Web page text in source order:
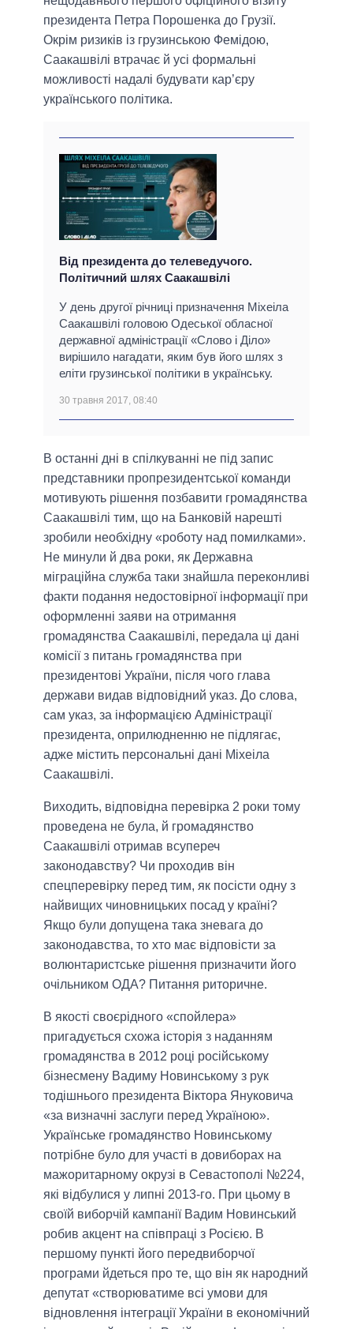
президента Петра Порошенка до Грузії.
Окрім ризиків із грузинською Фемідою,
Саакашвілі втрачає й усі формальні
можливості надалі будувати кар’єру
українського політика.
Від президента до телеведучого.
Політичний шлях Саакашвілі
У день другої річниці призначення Міхеіла
Саакашвілі головою Одеської обласної
державної адміністрації «Слово і Діло»
вирішило нагадати, яким був його шлях з
еліти грузинської політики в українську.
30 травня 2017, 08:40
В останні дні в спілкуванні не під запис
представники пропрезидентської команди
мотивують рішення позбавити громадянства
Саакашвілі тим, що на Банковій нарешті
зробили необхідну «роботу над помилками».
Не минули й два роки, як Державна
міграційна служба таки знайшла переконливі
факти подання недостовірної інформації при
оформленні заяви на отримання
громадянства Саакашвілі, передала ці дані
комісії з питань громадянства при
президентові України, після чого глава
держави видав відповідний указ. До слова,
сам указ, за інформацією Адміністрації
президента, оприлюдненню не підлягає,
адже містить персональні дані Міхеіла
Саакашвілі.
Виходить, відповідна перевірка 2 роки тому
проведена не була, й громадянство
Саакашвілі отримав всупереч
законодавству? Чи проходив він
спецперевірку перед тим, як посісти одну з
найвищих чиновницьких посад у країні?
Якщо були допущена така зневага до
законодавства, то хто має відповісти за
волюнтаристське рішення призначити його
очільником ОДА? Питання риторичне.
В якості своєрідного «спойлера»
пригадується схожа історія з наданням
громадянства в 2012 році російському
бізнесмену Вадиму Новинському з рук
тодішнього президента Віктора Януковича
«за визначні заслуги перед Україною».
Українське громадянство Новинському
потрібне було для участі в довиборах на
мажоритарному окрузі в Севастополі №224,
які відбулися у липні 2013-го. При цьому в
своїй виборчій кампанії Вадим Новинський
робив акцент на співпраці з Росією. В
першому пункті його передвиборчої
програми йдеться про те, що він як народний
депутат «створюватиме всі умови для
відновлення інтеграції України в економічний